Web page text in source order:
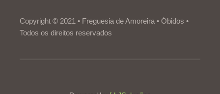
Copyright © 2021 • Freguesia de Amoreira • Óbidos •
Todos os direitos reservados